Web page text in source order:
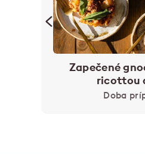
Zapečené
ricottou
Doba